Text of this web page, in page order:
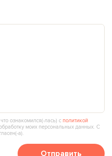
ознакомился(‑лась) сполитикой
моих персональных данных. С
Отправить